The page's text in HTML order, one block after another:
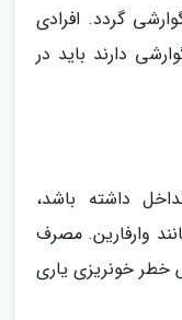
گردد. افرادی
دارند باید در
داشته باشد،
وارفارین. مصرف
خونریزی یاری